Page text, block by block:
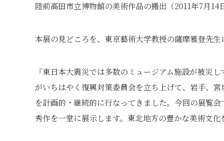
陸前高田市立博物館の美術作品の搬出（2011年7月14
本展の見どころを、東京藝術大学教授の薩摩雅登先生
「東日本大震災では多数のミュージアム施設が被災
がいちはやく復興対策委員会を立ち上げて、岩手、
を計画的・継続的に行なってきました。今回の展覧
秀作を一堂に展示します。東北地方の豊かな美術文化